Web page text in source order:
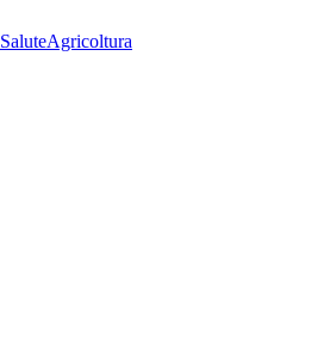
SaluteAgricoltura